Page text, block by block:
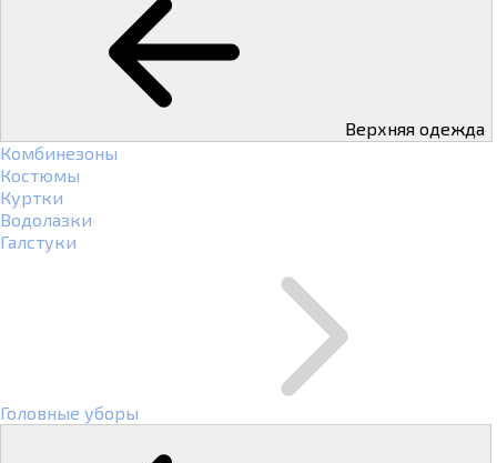
Верхняя одежда
Комбинезоны
Костюмы
Куртки
Водолазки
Галстуки
Головные уборы